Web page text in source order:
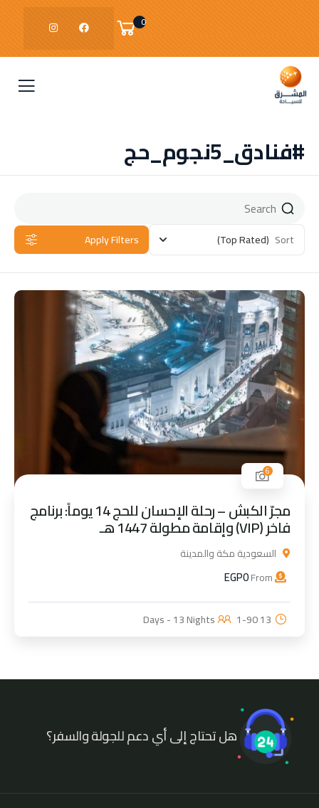
0
#فنادق_5نجوم_حج
Sort
(Top Rated)
Apply Filters
6
مجرّ الكبش – رحلة الإحسان للحج 14 يوماً: برنامج
فاخر (VIP) وإقامة مطولة 1447 هـ
السعودية مكة والمدينة
EGP0
13 Days - 13 Nights
1-90
هل تحتاج إلى أي دعم للجولة والسفر؟